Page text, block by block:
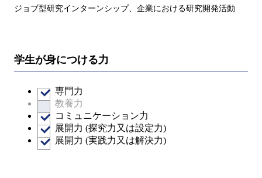
ジョブ型研究インターンシップ、企業における研究開発活動
学生が身につける力
専門力
教養力
コミュニケーション力
展開力 (探究力又は設定力)
展開力 (実践力又は解決力)